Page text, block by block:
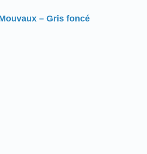
– Gris foncé